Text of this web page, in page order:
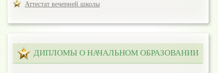
Аттестат вечерней школы
ДИПЛОМЫ О НАЧАЛЬНОМ ОБРАЗОВАНИИ